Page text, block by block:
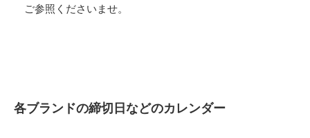
ご参照くださいませ。
各ブランドの締切日などのカレンダー